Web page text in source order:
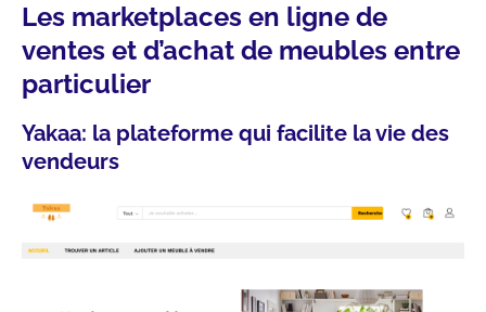
Les marketplaces en ligne de
ventes et d’achat de meubles entre
particulier
Yakaa: la plateforme qui facilite la vie des
vendeurs